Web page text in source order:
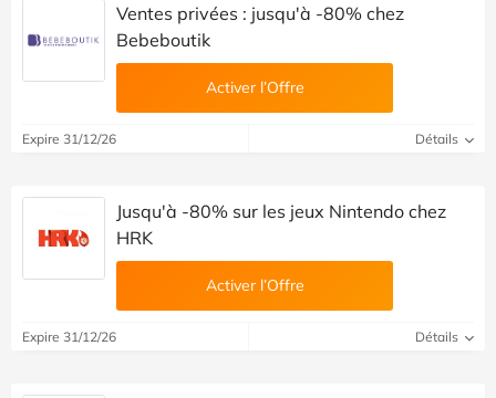
Ventes privées : jusqu'à -80% chez
Bebeboutik
Activer l’Offre
Expire 31/12/26 Détails
Jusqu'à -80% sur les jeux Nintendo chez
HRK
Activer l’Offre
Expire 31/12/26 Détails